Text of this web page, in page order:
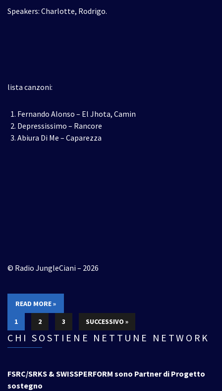
Speakers: Charlotte, Rodrigo.
lista canzoni:
Fernando Alonso – El Jhota, Camin
Depressissimo – Rancore
Abiura Di Me – Caparezza
© Radio JungleCiani – 2026
READ MORE »
1
2 3 SUCCESSIVO »
CHI SOSTIENE NETTUNE NETWORK
FSRC/SRKS & SWISSPERFORM sono Partner di Progetto
sostegno